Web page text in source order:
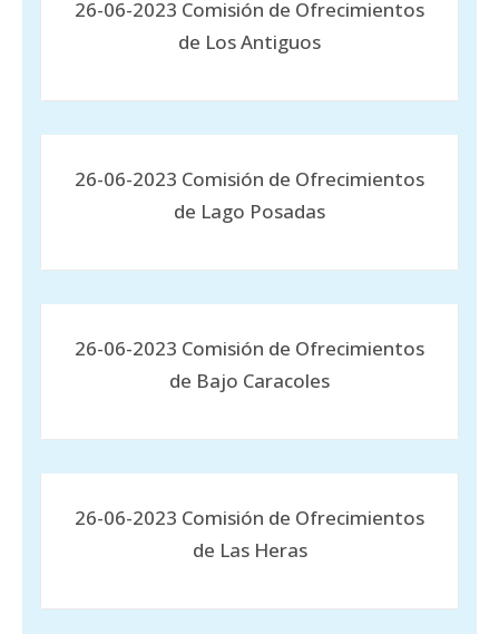
26-06-2023 Comisión de Ofrecimientos
de Los Antiguos
26-06-2023 Comisión de Ofrecimientos
de Lago Posadas
26-06-2023 Comisión de Ofrecimientos
de Bajo Caracoles
26-06-2023 Comisión de Ofrecimientos
de Las Heras